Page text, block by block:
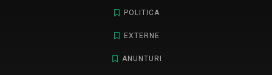
POLITICA
EXTERNE
ANUNTURI